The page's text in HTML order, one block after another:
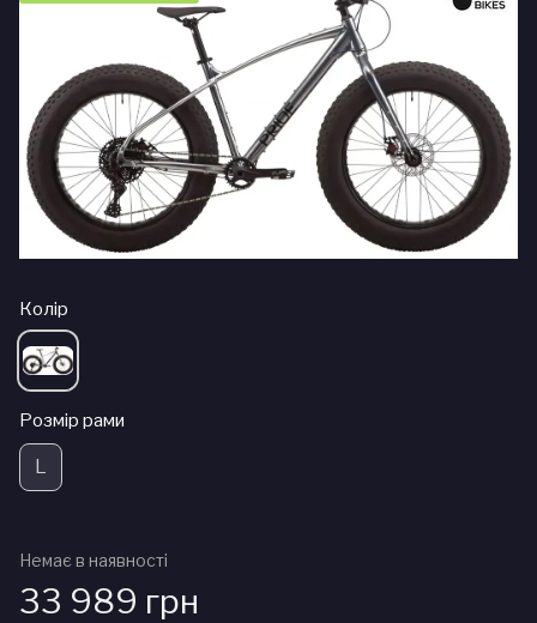
Колір
Розмір рами
L
Немає в наявності
33 989 грн